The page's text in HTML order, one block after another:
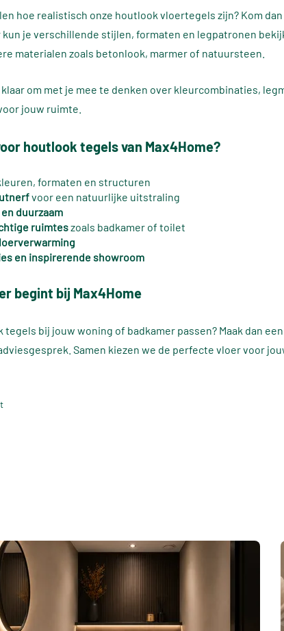
hoe realistisch onze houtlook vloertegels zijn? Kom
kun je verschillende stijlen, formaten en legpatronen
materialen zoals betonlook, marmer of natuursteen.
klaar om met je mee te denken over kleurcombinaties,
jouw ruimte.
houtlook tegels van Max4Home?
formaten en structuren
voor een natuurlijke uitstraling
duurzaam
ruimteszoals badkamer of toilet
en inspirerende showroom
begint bij Max4Home
bij jouw woning of badkamer passen? Maak dan
Samen kiezen we de perfecte vloer voor